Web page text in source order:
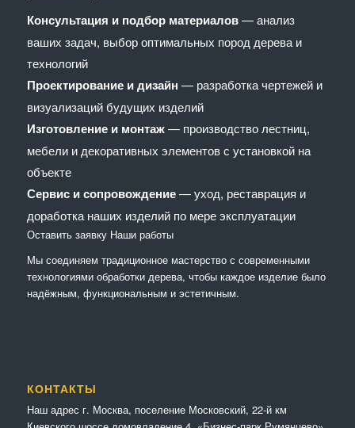
Консультация и подбор материалов— анализ
ваших задач, выбор оптимальных пород дерева и
технологий
Проектирование и дизайн — разработка чертежей и
визуализаций будущих изделий
Изготовление и монтаж— производство лестниц,
мебели и декоративных элементов с установкой на
объекте
Сервис и сопровождение— уход, реставрация и
доработка наших изделий по мере эксплуатации
Оставить заявку Наши работы
Мы соединяем традиционное мастерство с современными
технологиями обработки дерева, чтобы каждое изделие было
надёжным, функциональным и эстетичным.
КОНТАКТЫ
Наш адрес г. Москва, поселение Московский, 22-й км